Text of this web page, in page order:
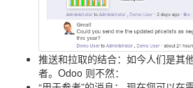
推送和拉取的结合：如今人们是其
者。Odoo 则不然：